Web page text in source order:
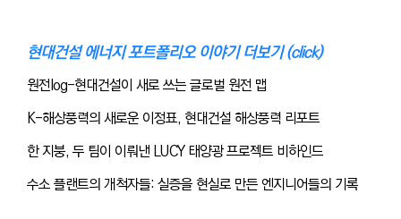
현대건설 에너지 포트폴리오 이야기 더보기 (click)
원전log-현대건설이 새로 쓰는 글로벌 원전 맵
K-해상풍력의 새로운 이정표, 현대건설 해상풍력 리포트
한 지붕, 두 팀이 이뤄낸 LUCY 태양광 프로젝트 비하인드
수소 플랜트의 개척자들: 실증을 현실로 만든 엔지니어들의 기록